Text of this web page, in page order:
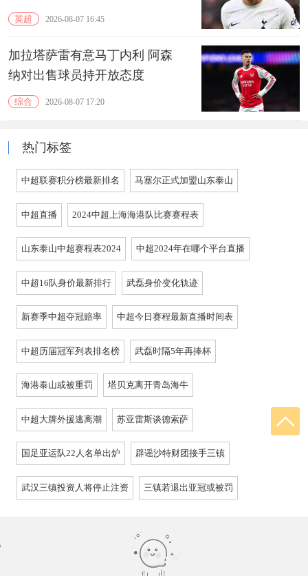
英超 2026-08-07 16:45
加拉塔萨雷有意马丁内利 阿森
纳对出售球员持开放态度
综合 2026-08-07 17:20
热门标签
中超联赛积分榜最新排名 马塞尔正式加盟山东泰山
中超直播 2024中超上海海港队比赛赛程表
山东泰山中超赛程表2024 中超2024年在哪个平台直播
中超16队身价最新排行 武磊身价变化轨迹
新赛季中超夺冠赔率 中超今日赛程最新直播时间表
中超历届冠军列表排名榜 武磊时隔5年再捧杯
海港泰山或被重罚 塔贝克离开青岛海牛
中超大牌外援逃离潮 苏亚雷斯谈德索萨
国足亚运队22人名单出炉 辟谣沙特财团接手三镇
武汉三镇投资人将停止注资 三镇若退出亚冠或被罚